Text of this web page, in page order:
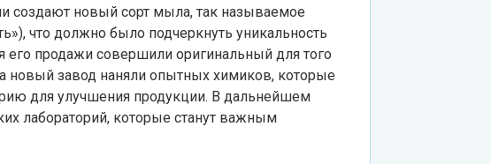
создают новый сорт мыла, так называемое
что должно было подчеркнуть уникальность
его продажи совершили оригинальный для того
завод наняли опытных химиков, которые
для улучшения продукции. В дальнейшем
лабораторий, которые станут важным